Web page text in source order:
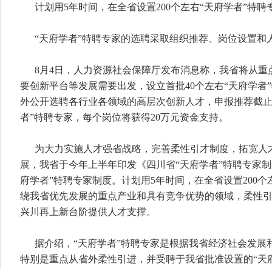
计划用5年时间，在全省设置200个左右“天府学者”特聘
“天府学者”特聘专家的选聘采取组织推荐、岗位设置和
8月4日，人力资源社会保障厅发布消息称，我省将从
要创新平台等发展需要出发，设立首批40个左右“天府学
外公开选聘各行业各领域的高层次创新人才，申报推荐截
者”特聘专家，每个岗位将获得20万元资金支持。
为大力实施人才强省战略，完善柔性引才制度，拓宽
展，我省于今年上半年印发《四川省“天府学者”特聘专家
府学者”特聘专家制度。计划用5年时间，在全省设置200
绕我省优先发展的重点产业和具有竞争优势的领域，柔性
兴川再上新台阶提供人才支撑。
据介绍，“天府学者”特聘专家是根据我省经济社会发
特别是重点从省外柔性引进，并受聘于我省批准设置的“天